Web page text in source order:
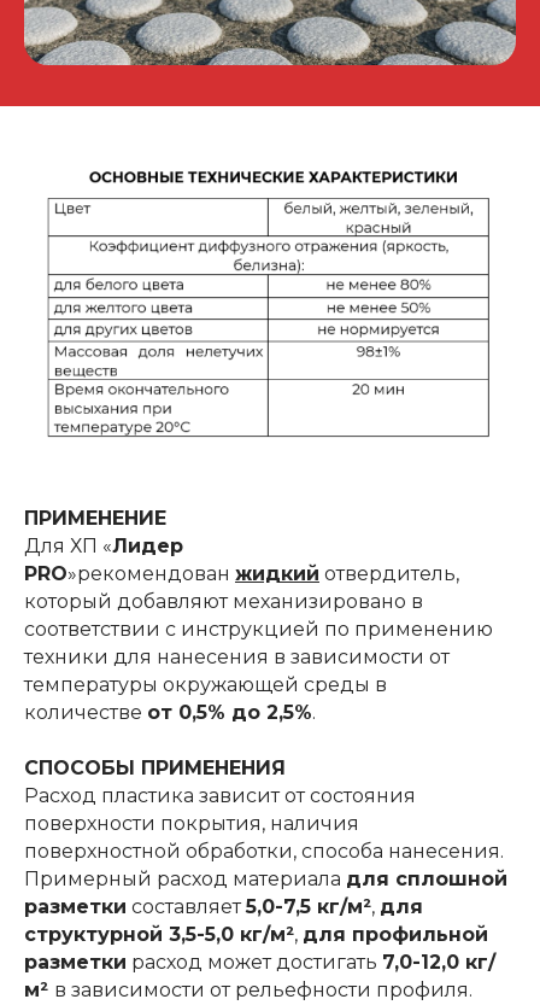
ПРИМЕНЕНИЕ
Для ХП «Лидер
PRO»рекомендован жидкий отвердитель,
который добавляют механизировано в
соответствии с инструкцией по применению
техники для нанесения в зависимости от
температуры окружающей среды в
количестве от 0,5% до 2,5%.
СПОСОБЫ ПРИМЕНЕНИЯ
Расход пластика зависит от состояния
поверхности покрытия, наличия
поверхностной обработки, способа нанесения.
Примерный расход материала для сплошной
разметки составляет5,0-7,5 кг/м², для
структурной 3,5-5,0 кг/м², для профильной
разметки расход может достигать 7,0-12,0 кг/
м² в зависимости от рельефности профиля.